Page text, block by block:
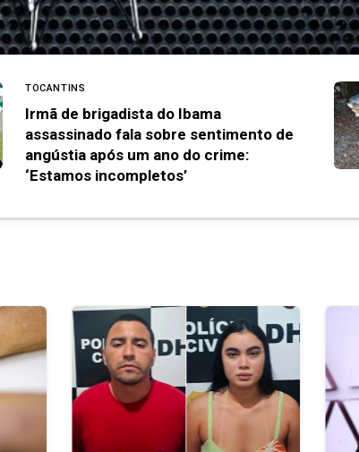
TOCANTINS
Irmã de brigadista do Ibama
assassinado fala sobre sentimento de
angústia após um ano do crime:
‘Estamos incompletos’